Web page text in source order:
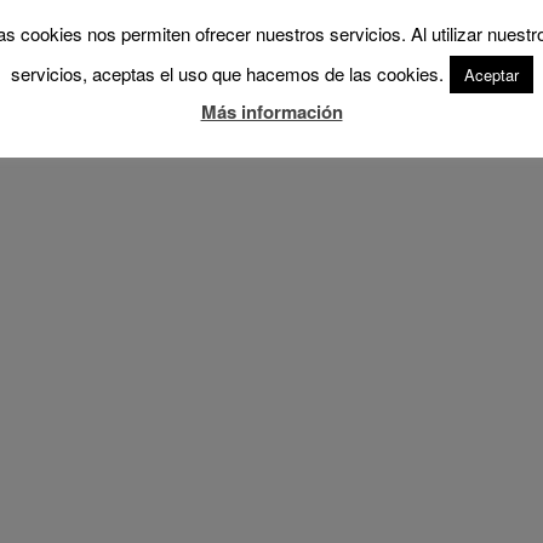
cookies nos permiten ofrecer nuestros servicios. Al utilizar
servicios, aceptas el uso que hacemos de las cookies.
Aceptar
Más información